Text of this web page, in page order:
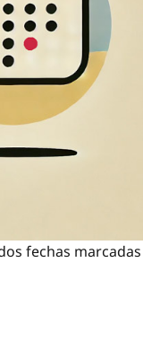
fechas marcadas